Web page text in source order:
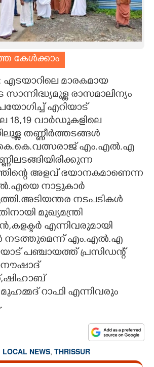
കേൾക്കാം
മാരകമായ
രാസമാലിന്യം
എറിയാട്
18,19 വാർഡുകളിലെ
തണ്ണീർത്തടങ്ങൾ
എം.എൽ.എ
അളവ് ഭയാനകമാണെന്ന
നാട്ടുകാർ
നടപടികൾ
മുഖ്യമന്ത്രി
എന്നിവരുമായി
നടത്തുമെന്ന് എം.എൽ.എ
പഞ്ചായത്ത് പ്രസിഡന്റ്
റാഫി എന്നിവരും
LOCAL NEWS, THRISSUR